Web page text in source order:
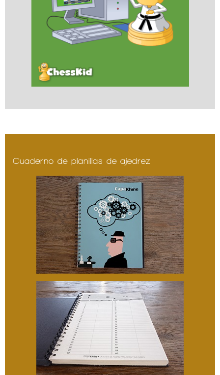
Cuaderno de planillas de ajedrez